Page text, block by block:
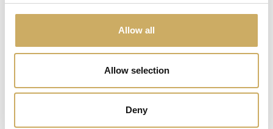
Allow all
Allow selection
Deny
VISUALIZZA